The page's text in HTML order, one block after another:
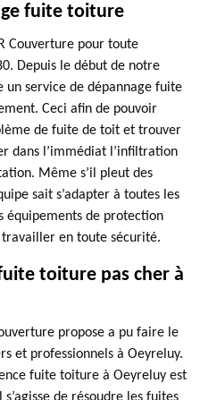
fuite toiture
Couverture pour toute
Depuis le début de notre
un service de dépannage fuite
Ceci afin de pouvoir
de fuite de toit et trouver
dans l’immédiat l’infiltration
Même s’il pleut des
sait s’adapter à toutes les
équipements de protection
en toute sécurité.
toiture pas cher à
propose a pu faire le
et professionnels à Oeyreluy.
fuite toiture à Oeyreluy est